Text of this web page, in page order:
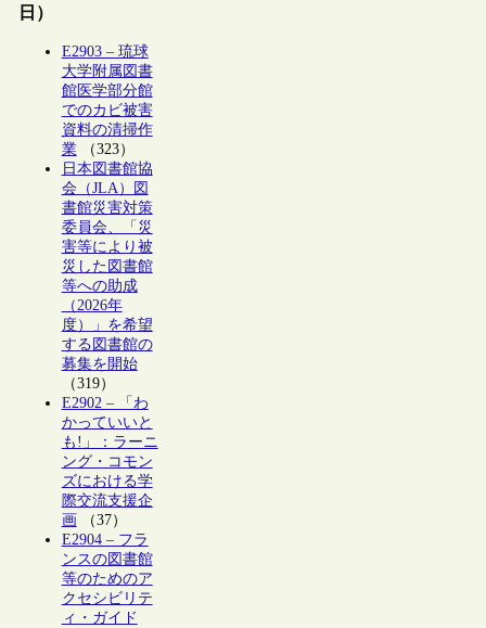
日）
E2903 – 琉球
大学附属図書
館医学部分館
でのカビ被害
資料の清掃作
業（323）
日本図書館協
会（JLA）図
書館災害対策
委員会、「災
害等により被
災した図書館
等への助成
（2026年
度）」を希望
する図書館の
募集を開始
（319）
E2902 – 「わ
かっていいと
も!」：ラーニ
ング・コモン
ズにおける学
際交流支援企
画 （37）
E2904 – フラ
ンスの図書館
等のためのア
クセシビリテ
ィ・ガイド